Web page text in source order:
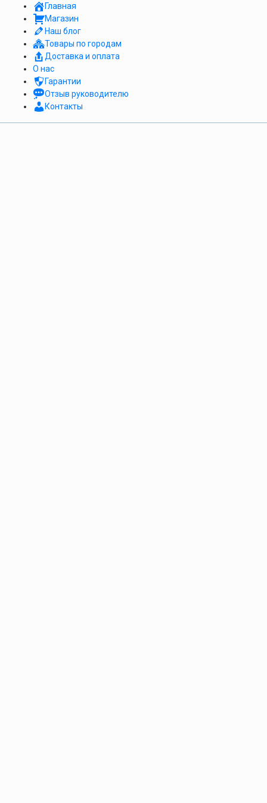
Главная
Магазин
Наш блог
Товары по городам
Доставка и оплата
О нас
Гарантии
Отзыв руководителю
Контакты